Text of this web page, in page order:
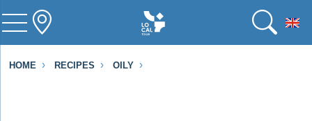
HOME RECIPES OILY